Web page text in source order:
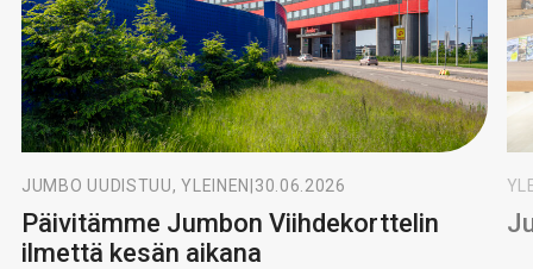
JUMBO UUDISTUU, YLEINEN 30.06.2026
Päivitämme Jumbon Viihdekorttelin
ilmettä kesän aikana